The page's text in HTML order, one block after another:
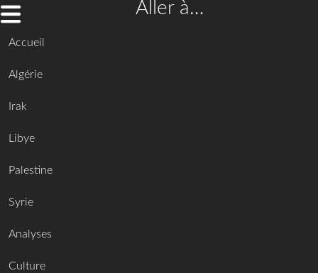
Aller à…
Accueil
Algérie
Irak
Libye
Palestine
Syrie
Analyses
Culture